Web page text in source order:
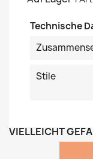
Technische
Stile
VIELLEICHT